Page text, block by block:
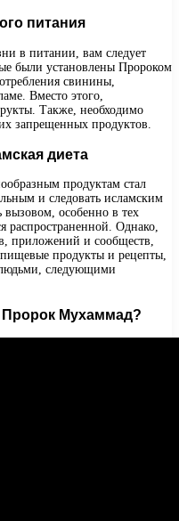
питания
в питании, вам следует
были установлены Пророком
свинины,
Вместо этого,
Также, необходимо
запрещенных продуктов.
диета
продуктам стал
и следовать исламским
особенно в тех
распространенной. Однако,
приложений и сообществ,
продукты и рецепты,
следующими
Мухаммад?